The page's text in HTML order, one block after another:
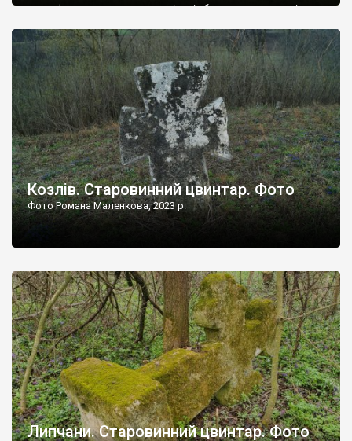
рельєфне пано, яке показує жінку і яблуню, а трохи далі, десь
не видно, але видно дві стареньких колії у траві – […]
Козлів. Старовинний цвинтар. Фото
Фото Романа Маленкова, 2023 р.
Липчани. Старовинний цвинтар. Фото